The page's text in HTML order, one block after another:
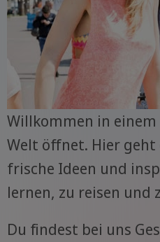
Willkommen in
Welt öffnet. Hier geht
frische Ideen und
lernen, zu reisen und
Du findest bei uns